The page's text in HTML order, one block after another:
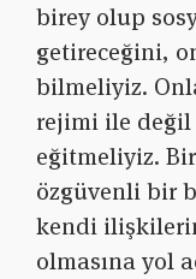
birey olup
getireceğini,
bilmeliyiz.
rejimi ile
eğitmeliyiz.
özgüvenli bir
kendi
olmasına yol